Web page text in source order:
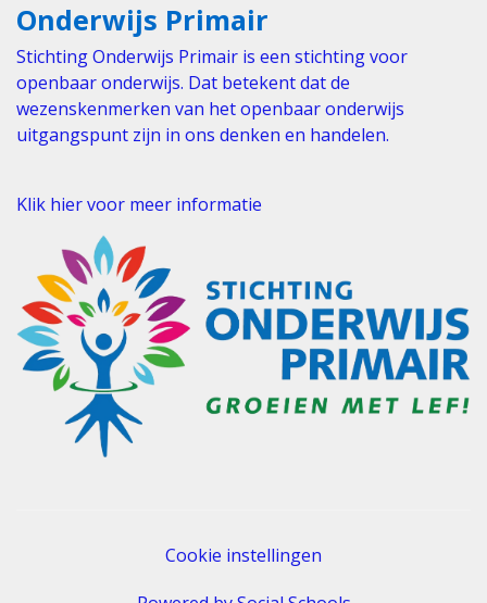
Onderwijs Primair
Stichting Onderwijs Primair is een stichting voor
openbaar onderwijs. Dat betekent dat de
wezenskenmerken van het openbaar onderwijs
uitgangspunt zijn in ons denken en handelen.
Klik hier voor meer informatie
Cookie instellingen